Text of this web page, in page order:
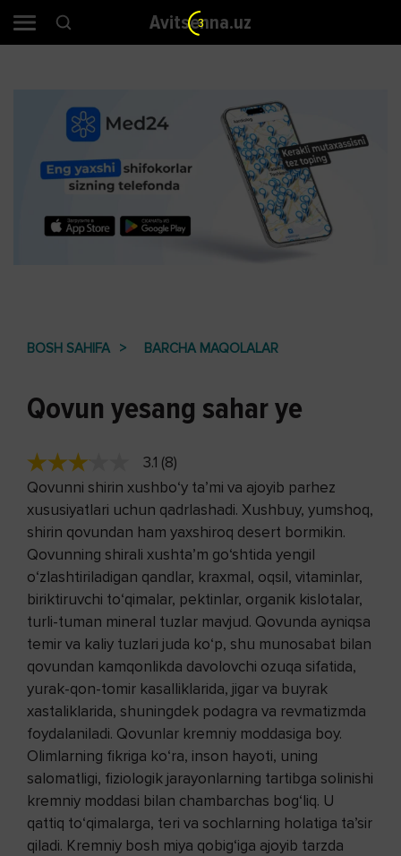
Avitsenna.uz
BOSH SAHIFA BARCHA MAQOLALAR
Qovun yesang sahar ye
3.1 (8)
Qovunni shirin xushbo‘y ta’mi va ajoyib parhez
xususiyatlari uchun qadrlashadi. Xushbuy, yumshoq,
shirin qovundan ham yaxshiroq desert bormikin.
Qovunning shirali xushta’m go‘shtida yengil
o‘zlashtiriladigan qandlar, kraxmal, oqsil, vitaminlar,
biriktiruvchi to‘qimalar, pektinlar, organik kislotalar,
turli-tuman mineral tuzlar mavjud. Qovunda ayniqsa
temir va kaliy tuzlari juda ko‘p, shu munosabat bilan
qovundan kamqonlikda davolovchi ozuqa sifatida,
yurak-qon-tomir kasalliklarida, jigar va buyrak
xastaliklarida, shuningdek podagra va revmatizmda
foydalaniladi. Qovunlar kremniy moddasiga boy.
Olimlarning fikriga ko‘ra, inson hayoti, uning
salomatligi, fiziologik jarayonlarning tartibga solinishi
kremniy moddasi bilan chambarchas bog‘liq. U
qattiq to‘qimalarga, teri va sochlarning holatiga ta’sir
qiladi. Kremniy bosh miya qobig‘iga ajoyib tarzda
2